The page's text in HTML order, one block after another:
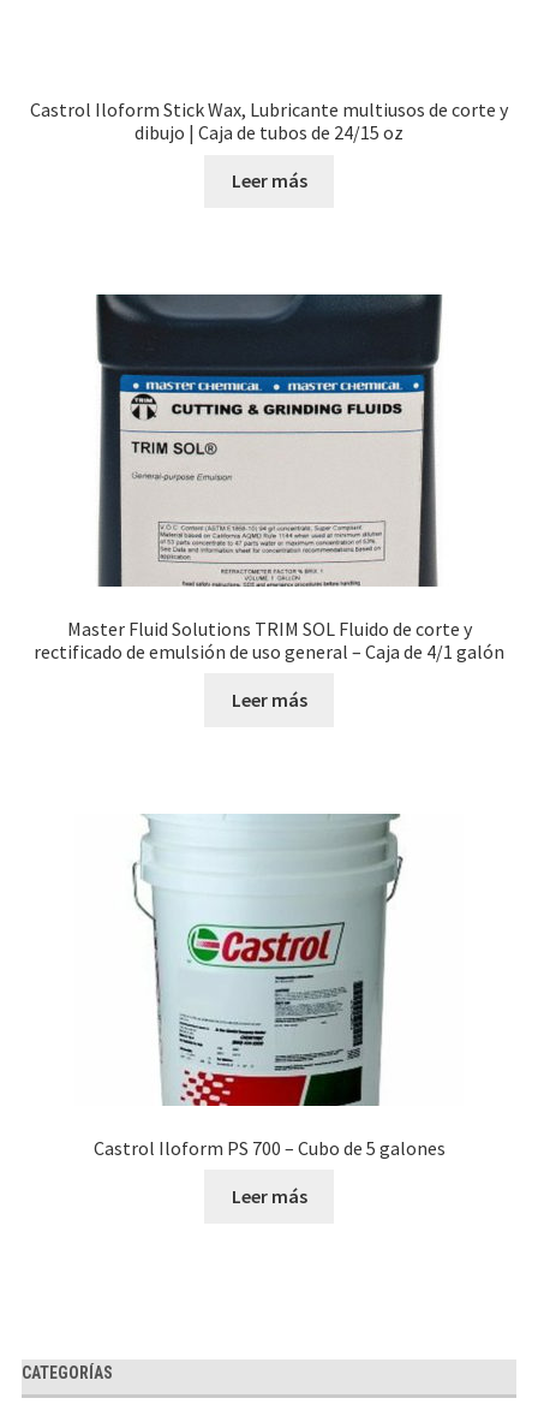
Castrol Iloform Stick Wax, Lubricante multiusos de corte y
dibujo | Caja de tubos de 24/15 oz
Leer más
Master Fluid Solutions TRIM SOL Fluido de corte y
rectificado de emulsión de uso general – Caja de 4/1 galón
Leer más
Castrol Iloform PS 700 – Cubo de 5 galones
Leer más
CATEGORÍAS